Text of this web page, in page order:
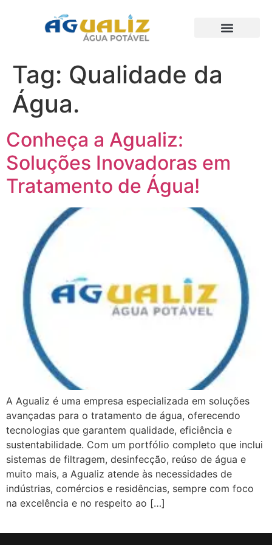
Tag: Qualidade da
Água.
Conheça a Agualiz:
Soluções Inovadoras em
Tratamento de Água!
A Agualiz é uma empresa especializada em soluções
avançadas para o tratamento de água, oferecendo
tecnologias que garantem qualidade, eficiência e
sustentabilidade. Com um portfólio completo que inclui
sistemas de filtragem, desinfecção, reúso de água e
muito mais, a Agualiz atende às necessidades de
indústrias, comércios e residências, sempre com foco
na excelência e no respeito ao […]